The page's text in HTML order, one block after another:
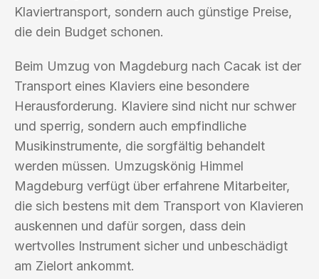
Klaviertransport, sondern auch günstige Preise,
die dein Budget schonen.
Beim Umzug von Magdeburg nach Cacak ist der
Transport eines Klaviers eine besondere
Herausforderung. Klaviere sind nicht nur schwer
und sperrig, sondern auch empfindliche
Musikinstrumente, die sorgfältig behandelt
werden müssen. Umzugskönig Himmel
Magdeburg verfügt über erfahrene Mitarbeiter,
die sich bestens mit dem Transport von Klavieren
auskennen und dafür sorgen, dass dein
wertvolles Instrument sicher und unbeschädigt
am Zielort ankommt.